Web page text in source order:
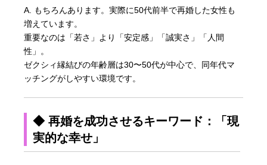
A. もちろんあります。実際に50代前半で再婚した女性も
増えています。
重要なのは「若さ」より「安定感」「誠実さ」「人間
性」。
ゼクシィ縁結びの年齢層は30〜50代が中心で、同年代マ
ッチングがしやすい環境です。
◆ 再婚を成功させるキーワード：「現
実的な幸せ」